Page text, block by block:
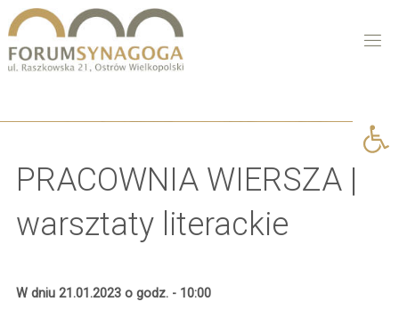
PRACOWNIA WIERSZA |
warsztaty literackie
W dniu 21.01.2023 o godz. - 10:00